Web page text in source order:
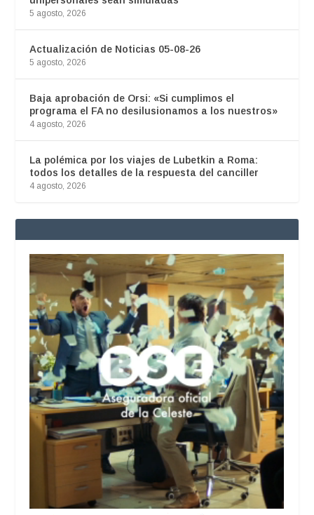
5 agosto, 2026
Actualización de Noticias 05-08-26
5 agosto, 2026
Baja aprobación de Orsi: «Si cumplimos el
programa el FA no desilusionamos a los nuestros»
4 agosto, 2026
La polémica por los viajes de Lubetkin a Roma:
todos los detalles de la respuesta del canciller
4 agosto, 2026